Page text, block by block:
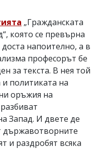
„Гражданската
която се превърна
напоително, а в
професорът бе
за текста. В нея той
политиката на
оръжия на
Запад. И двете де
държавотворните
и раздробят всяка